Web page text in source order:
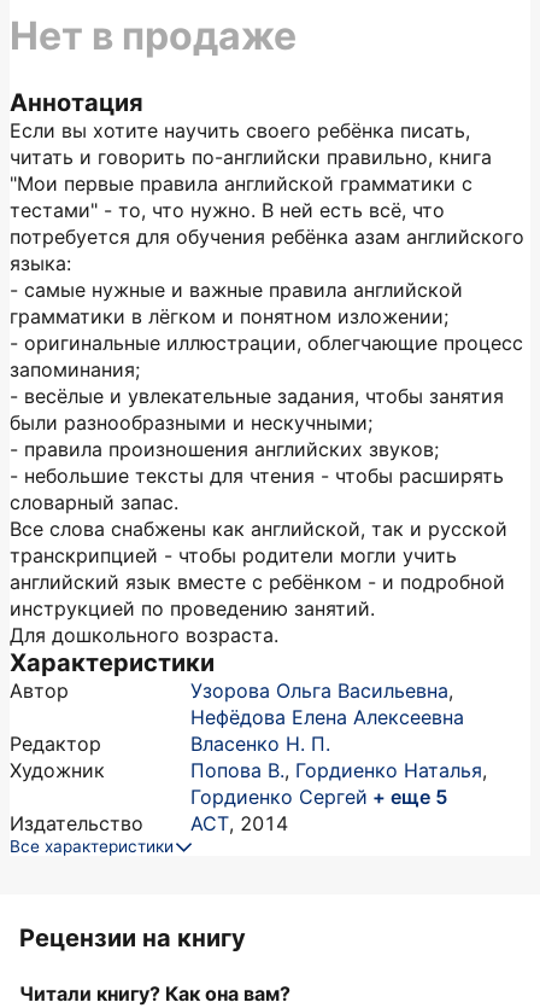
Аннотация
Если вы хотите научить своего ребёнка писать,
читать и говорить по-английски правильно, книга
"Мои первые правила английской грамматики с
тестами" - то, что нужно. В ней есть всё, что
потребуется для обучения ребёнка азам английского
языка:
- самые нужные и важные правила английской
грамматики в лёгком и понятном изложении;
- оригинальные иллюстрации, облегчающие процесс
запоминания;
- весёлые и увлекательные задания, чтобы занятия
были разнообразными и нескучными;
- правила произношения английских звуков;
- небольшие тексты для чтения - чтобы расширять
словарный запас.
Все слова снабжены как английской, так и русской
транскрипцией - чтобы родители могли учить
английский язык вместе с ребёнком - и подробной
инструкцией по проведению занятий.
Для дошкольного возраста.
Характеристики
Автор Узорова Ольга Васильевна,
Нефёдова Елена Алексеевна
Редактор
Власенко Н. П.
Художник
Попова В., Гордиенко Наталья,
Гордиенко Сергей + еще 5
Издательство
АСТ, 2014
Все характеристики
Нет в продаже
Рецензии на книгу
Читали книгу? Как она вам?